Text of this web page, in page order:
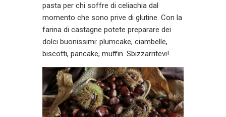
pasta per chi soffre di celiachia dal
momento che sono prive di glutine. Con la
farina di castagne potete preparare dei
dolci buonissimi: plumcake, ciambelle,
biscotti, pancake, muffin. Sbizzarritevi!